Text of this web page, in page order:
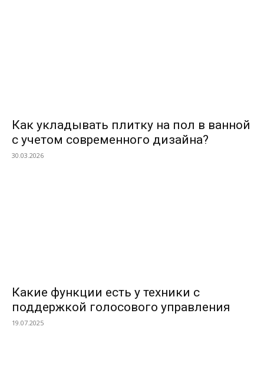
Как укладывать плитку на пол в ванной
с учетом современного дизайна?
30.03.2026
Какие функции есть у техники с
поддержкой голосового управления
19.07.2025